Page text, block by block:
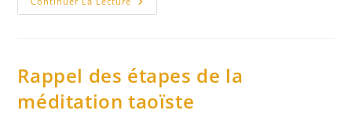
ZI
Des
Six
De
Guérison
Rappel des étapes de la
méditation taoïste